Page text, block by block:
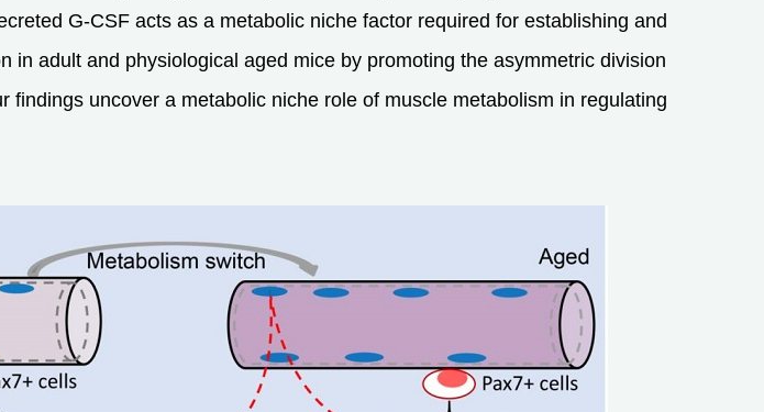
G-CSF acts as a metabolic niche factor required for establishing and
in adult and physiological aged mice by promoting the asymmetric division
findings uncover a metabolic niche role of muscle metabolism in regulating